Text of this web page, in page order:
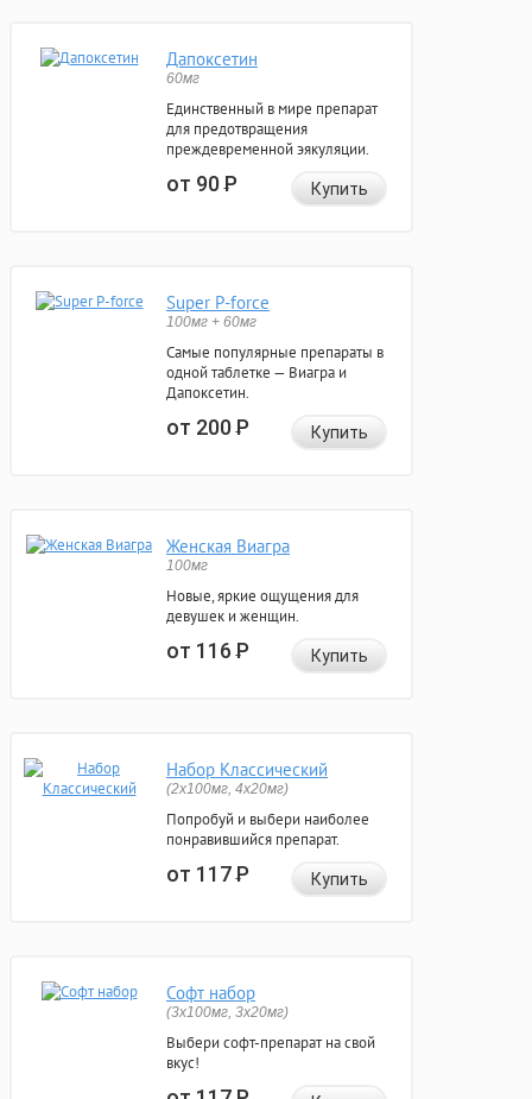
Дапоксетин
60мг
Единственный в мире препарат
для предотвращения
преждевременной эякуляции.
от 90Р Купить
Super P-force
100мг + 60мг
Самые популярные препараты в
одной таблетке — Виагра и
Дапоксетин.
от 200Р Купить
Женская Виагра
100мг
Новые, яркие ощущения для
девушек и женщин.
от 116Р Купить
Набор Классический
(2x100мг, 4x20мг)
Попробуй и выбери наиболее
понравившийся препарат.
от 117Р Купить
Софт набор
(3x100мг, 3x20мг)
Выбери софт-препарат на свой
вкус!